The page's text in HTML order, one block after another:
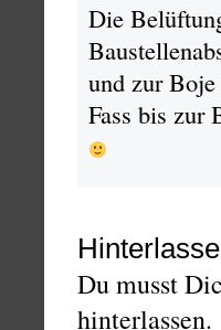
Die
und zur
Fass bis zur
Du musst
hinterlassen.